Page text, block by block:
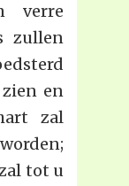
verre
zullen
en
zal
tot u